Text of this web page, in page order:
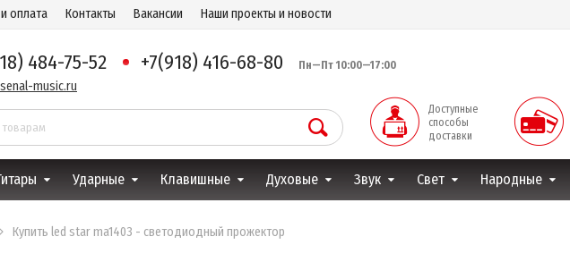
оплата Контакты Вакансии Наши проекты и новости
484-75-52 +7(918) 416-68-80 Пн—Пт 10:00—17:00
music.ru
Доступные
способы
доставки
Ударные Клавишные Духовые Звук Свет Народные
Купить led star ma1403 - светодиодный прожектор